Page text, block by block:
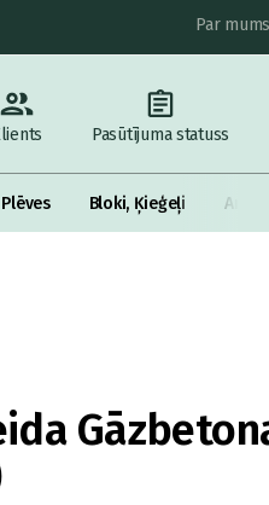
Par mums
Pasūtījuma statuss
Bloki, Ķieģeļi